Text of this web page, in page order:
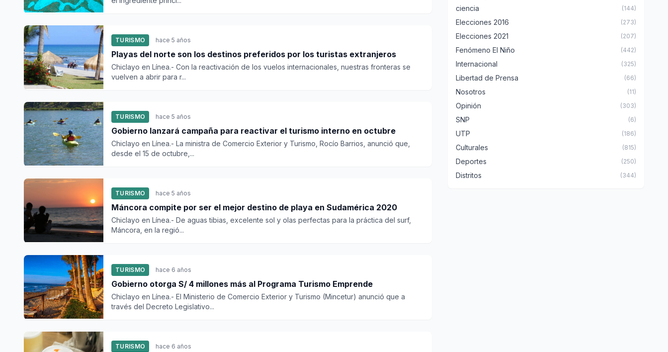
TURISMO hace 5 años
Playas del norte son los destinos preferidos por los turistas extranjeros
Chiclayo en Línea.- Con la reactivación de los vuelos internacionales, nuestras fronteras se
vuelven a abrir para r...
TURISMO hace 5 años
Gobierno lanzará campaña para reactivar el turismo interno en octubre
Chiclayo en Línea.- La ministra de Comercio Exterior y Turismo, Rocío Barrios, anunció que,
desde el 15 de octubre,...
TURISMO hace 5 años
Máncora compite por ser el mejor destino de playa en Sudamérica 2020
Chiclayo en Línea.- De aguas tibias, excelente sol y olas perfectas para la práctica del surf,
Máncora, en la regió...
TURISMO hace 6 años
Gobierno otorga S/ 4 millones más al Programa Turismo Emprende
Chiclayo en Línea.- El Ministerio de Comercio Exterior y Turismo (Mincetur) anunció que a
través del Decreto Legislativo...
TURISMO hace 6 años
ciencia (144)
Elecciones 2016 (273)
Elecciones 2021 (207)
Fenómeno El Niño (442)
Internacional (325)
Libertad de Prensa (66)
Nosotros (11)
Opinión (303)
SNP (6)
UTP (186)
Culturales (815)
Deportes (250)
Distritos (344)